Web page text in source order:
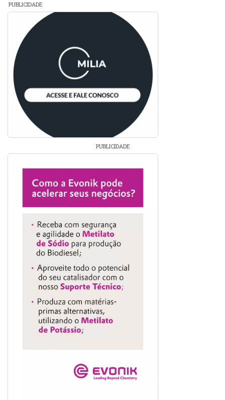
PUBLICIDADE
PUBLICIDADE